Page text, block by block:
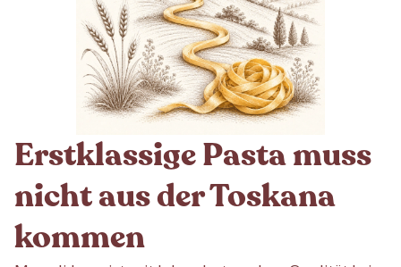
Erstklassige Pasta muss
nicht aus der Toskana
kommen